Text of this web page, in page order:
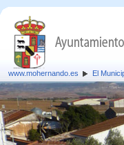
www.mohernando.es El